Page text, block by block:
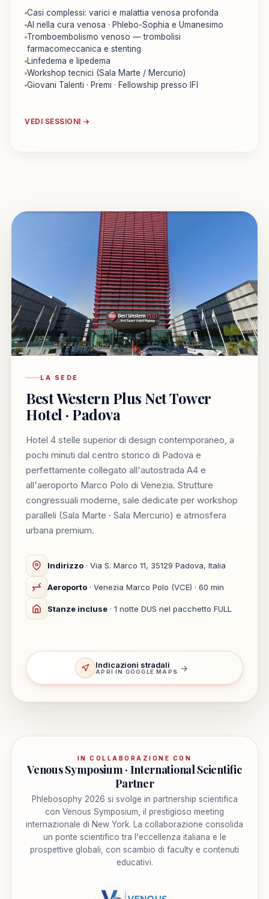
Casi complessi: varici e malattia venosa profonda
AI nella cura venosa · Phlebo-Sophia e Umanesimo
Tromboembolismo venoso — trombolisi
farmacomeccanica e stenting
Linfedema e lipedema
Workshop tecnici (Sala Marte / Mercurio)
Giovani Talenti · Premi · Fellowship presso IFI
VEDI SESSIONI →
LA SEDE
Best Western Plus Net Tower
Hotel · Padova
Hotel 4 stelle superior di design contemporaneo, a
pochi minuti dal centro storico di Padova e
perfettamente collegato all'autostrada A4 e
all'aeroporto Marco Polo di Venezia. Strutture
congressuali moderne, sale dedicate per workshop
paralleli (Sala Marte · Sala Mercurio) e atmosfera
urbana premium.
Indirizzo · Via S. Marco 11, 35129 Padova, Italia
Aeroporto · Venezia Marco Polo (VCE) · 60 min
Stanze incluse · 1 notte DUS nel pacchetto FULL
Indicazioni stradali
APRI IN GOOGLE MAPS →
IN COLLABORAZIONE CON
Venous Symposium · International Scientific
Partner
Phlebosophy 2026 si svolge in partnership scientifica
con Venous Symposium, il prestigioso meeting
internazionale di New York. La collaborazione consolida
un ponte scientifico tra l'eccellenza italiana e le
prospettive globali, con scambio di faculty e contenuti
educativi.